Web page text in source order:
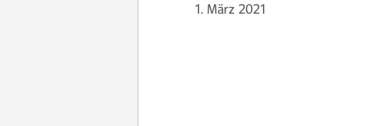
1. März 2021